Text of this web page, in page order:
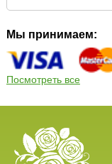
Мы принимаем:
Посмотреть все